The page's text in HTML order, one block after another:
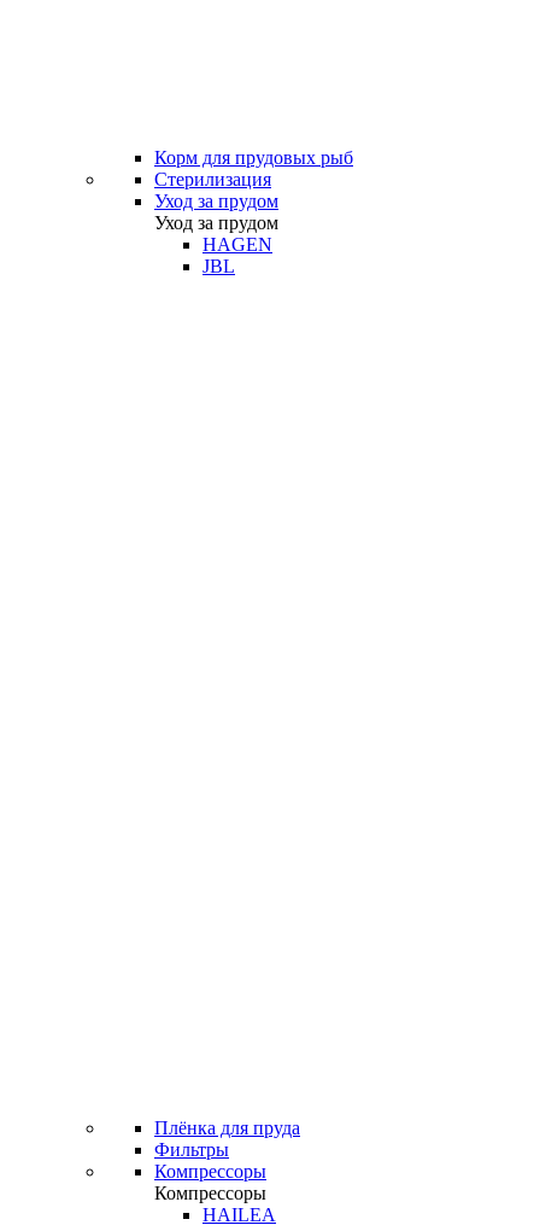
Корм для прудовых рыб
Стерилизация
Уход за прудом
Уход за прудом
HAGEN
JBL
Плёнка для пруда
Фильтры
Компрессоры
Компрессоры
HAILEA